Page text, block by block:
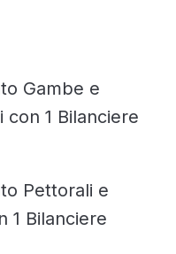
Gambe e
con 1 Bilanciere
Pettorali e
1 Bilanciere